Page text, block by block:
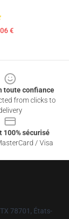
€
toute confiance
from clicks to
100% sécurisé
/ Visa
78701, États-